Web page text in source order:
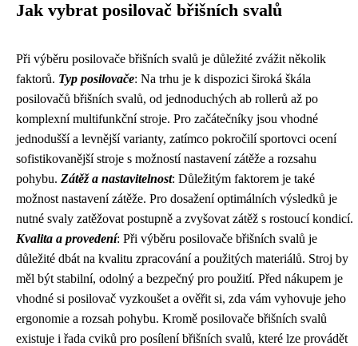
Jak vybrat posilovač břišních svalů
Při výběru posilovače břišních svalů je důležité zvážit několik
faktorů. Typ posilovače: Na trhu je k dispozici široká škála
posilovačů břišních svalů, od jednoduchých ab rollerů až po
komplexní multifunkční stroje. Pro začátečníky jsou vhodné
jednodušší a levnější varianty, zatímco pokročilí sportovci ocení
sofistikovanější stroje s možností nastavení zátěže a rozsahu
pohybu. Zátěž a nastavitelnost: Důležitým faktorem je také
možnost nastavení zátěže. Pro dosažení optimálních výsledků je
nutné svaly zatěžovat postupně a zvyšovat zátěž s rostoucí kondicí.
Kvalita a provedení: Při výběru posilovače břišních svalů je
důležité dbát na kvalitu zpracování a použitých materiálů. Stroj by
měl být stabilní, odolný a bezpečný pro použití. Před nákupem je
vhodné si posilovač vyzkoušet a ověřit si, zda vám vyhovuje jeho
ergonomie a rozsah pohybu. Kromě posilovače břišních svalů
existuje i řada cviků pro posílení břišních svalů, které lze provádět